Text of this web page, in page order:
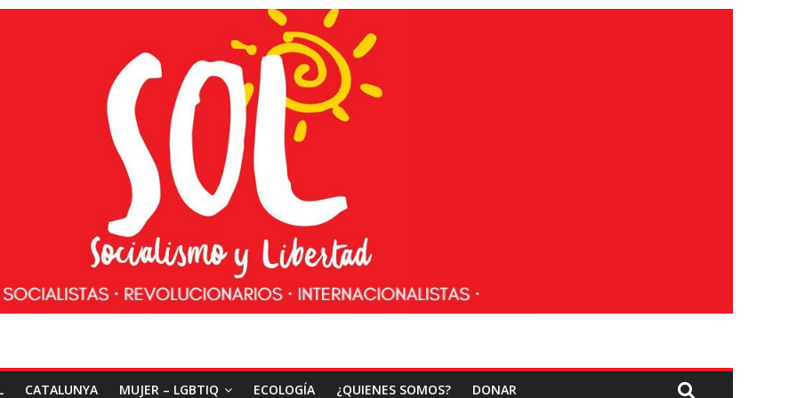
CATALUNYA MUJER – LGBTIQ ECOLOGÍA ¿QUIENES SOMOS? DONAR